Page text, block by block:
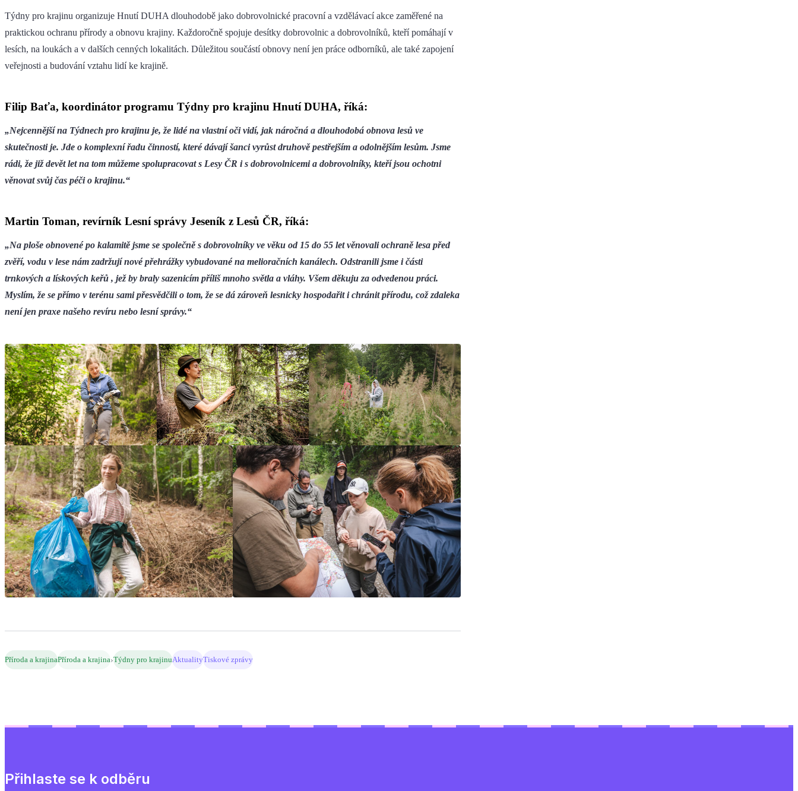
Týdny pro krajinu organizuje Hnutí DUHA dlouhodobě jako dobrovolnické pracovní a vzdělávací akce zaměřené na
praktickou ochranu přírody a obnovu krajiny. Každoročně spojuje desítky dobrovolnic a dobrovolníků, kteří pomáhají v
lesích, na loukách a v dalších cenných lokalitách. Důležitou součástí obnovy není jen práce odborníků, ale také zapojení
veřejnosti a budování vztahu lidí ke krajině.
Filip Baťa, koordinátor programu Týdny pro krajinu Hnutí DUHA, říká:
„Nejcennější na Týdnech pro krajinu je, že lidé na vlastní oči vidí, jak náročná a dlouhodobá obnova lesů ve
skutečnosti je. Jde o komplexní řadu činností, které dávají šanci vyrůst druhově pestřejším a odolnějším lesům. Jsme
rádi, že již devět let na tom můžeme spolupracovat s Lesy ČR i s dobrovolnicemi a dobrovolníky, kteří jsou ochotni
věnovat svůj čas péči o krajinu.“
Martin Toman, revírník Lesní správy Jeseník z Lesů ČR, říká:
„Na ploše obnovené po kalamitě jsme se společně s dobrovolníky ve věku od 15 do 55 let věnovali ochraně lesa před
zvěří, vodu v lese nám zadržují nové přehrážky vybudované na melioračních kanálech. Odstranili jsme i části
trnkových a lískových keřů , jež by braly sazenicím příliš mnoho světla a vláhy. Všem děkuju za odvedenou práci.
Myslím, že se přímo v terénu sami přesvědčili o tom, že se dá zároveň lesnicky hospodařit i chránit přírodu, což zdaleka
není jen praxe našeho revíru nebo lesní správy.“
Příroda a krajinaPříroda a krajina›Týdny pro krajinuAktualityTiskové zprávy
Přihlaste se k odběru